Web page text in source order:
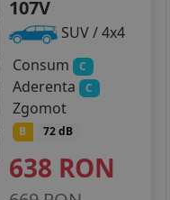
107V
SUV / 4x4
Consum
C
Aderenta C
Zgomot
B 72 dB
638 RON